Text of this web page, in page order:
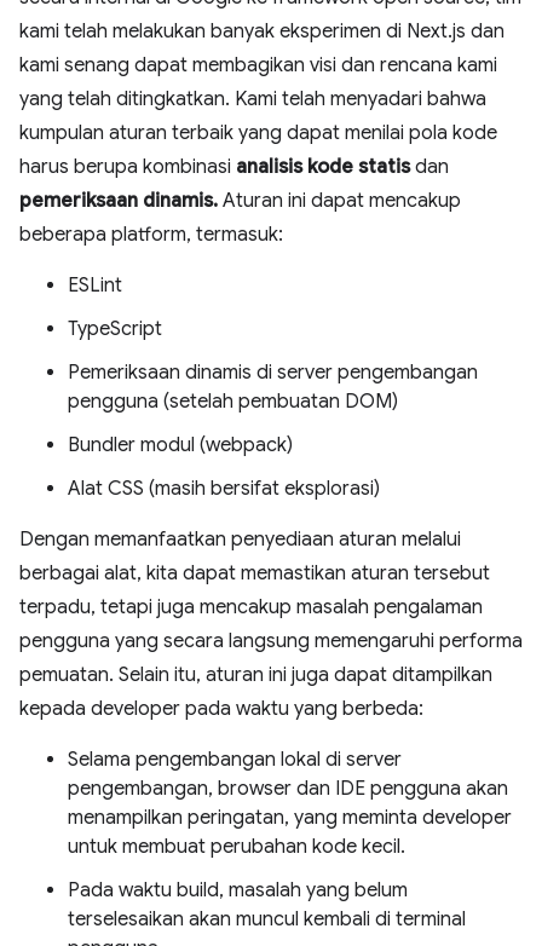
kami telah melakukan banyak eksperimen di Next.js dan
kami senang dapat membagikan visi dan rencana kami
yang telah ditingkatkan. Kami telah menyadari bahwa
kumpulan aturan terbaik yang dapat menilai pola kode
harus berupa kombinasi analisis kode statisdan
pemeriksaan dinamis. Aturan ini dapat mencakup
beberapa platform, termasuk:
ESLint
TypeScript
Pemeriksaan dinamis di server pengembangan
pengguna (setelah pembuatan DOM)
Bundler modul (webpack)
Alat CSS (masih bersifat eksplorasi)
Dengan memanfaatkan penyediaan aturan melalui
berbagai alat, kita dapat memastikan aturan tersebut
terpadu, tetapi juga mencakup masalah pengalaman
pengguna yang secara langsung memengaruhi performa
pemuatan. Selain itu, aturan ini juga dapat ditampilkan
kepada developer pada waktu yang berbeda:
Selama pengembangan lokal di server
pengembangan, browser dan IDE pengguna akan
menampilkan peringatan, yang meminta developer
untuk membuat perubahan kode kecil.
Pada waktu build, masalah yang belum
terselesaikan akan muncul kembali di terminal